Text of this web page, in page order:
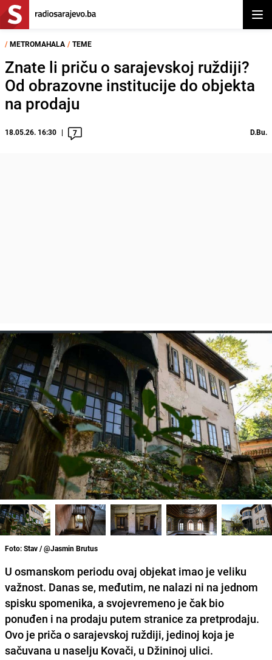
/ METROMAHALA / TEME
Znate li priču o sarajevskoj ruždiji?
Od obrazovne institucije do objekta
na prodaju
18.05.26. 16:30 7 D.Bu.
Foto: Stav / @Jasmin Brutus
U osmanskom periodu ovaj objekat imao je veliku
važnost. Danas se, međutim, ne nalazi ni na jednom
spisku spomenika, a svojevremeno je čak bio
ponuđen i na prodaju putem stranice za pretprodaju.
Ovo je priča o sarajevskoj ruždiji, jedinoj koja je
sačuvana u naselju Kovači, u Džininoj ulici.